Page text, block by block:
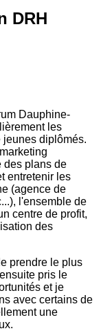
DRH
Dauphine-
les
jeunes diplômés.
des plans de
entretenir les
(agence de
l'ensemble de
centre de profit,
des
prendre le plus
pris le
et je
avec certains de
une